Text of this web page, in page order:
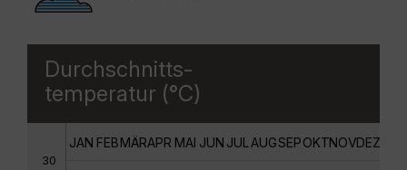
Durchschnitts-
temperatur (°C)
30
JAN FEBMÄRAPR MAI JUN JUL AUGSEPOKTNOVDEZ